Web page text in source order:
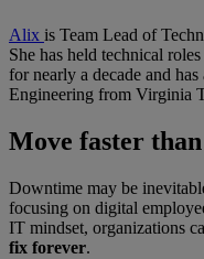
Alix is Team Lead of
She has held technical
for nearly a decade and
Engineering from Virginia
Move faster
Downtime may be
focusing on digital
IT mindset, organizations
fix forever.